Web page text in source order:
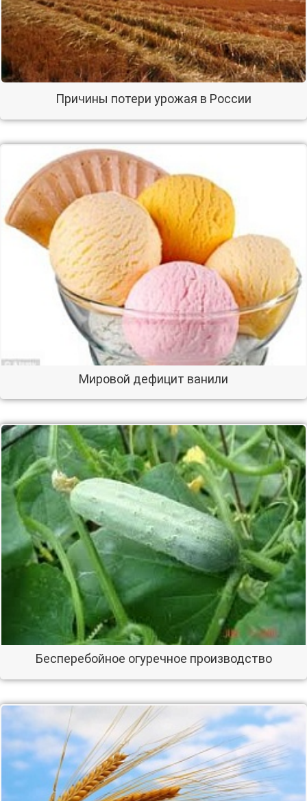
Причины потери урожая в России
Мировой дефицит ванили
Бесперебойное огуречное производство